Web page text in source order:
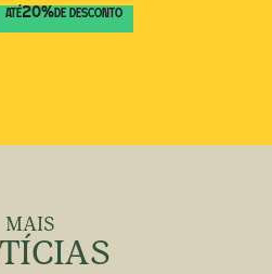
ATÉ20% DE DESCONTO
MAIS